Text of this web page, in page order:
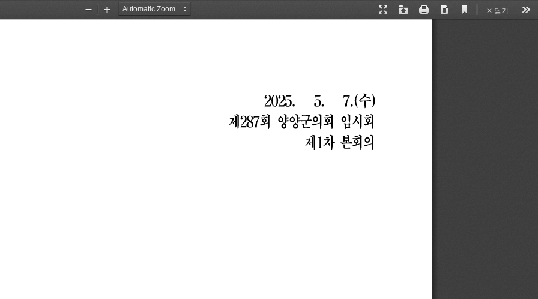
Presentation
Open Print Download
Current
✕ 닫기
Zoom
Zoom
2025. 5. 7.(수
)
제287회 양양군의회 임시회
제1차 본회의